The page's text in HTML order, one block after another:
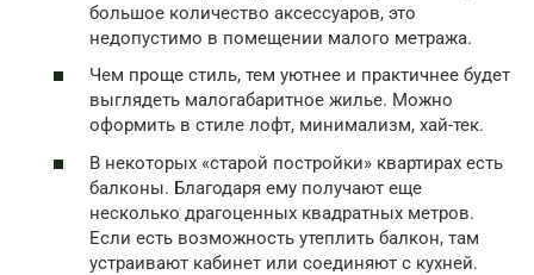
большое количество аксессуаров, это
недопустимо в помещении малого метража.
Чем проще стиль, тем уютнее и практичнее будет
выглядеть малогабаритное жилье. Можно
оформить в стиле лофт, минимализм, хай-тек.
В некоторых «старой постройки» квартирах есть
балконы. Благодаря ему получают еще
несколько драгоценных квадратных метров.
Если есть возможность утеплить балкон, там
устраивают кабинет или соединяют с кухней.